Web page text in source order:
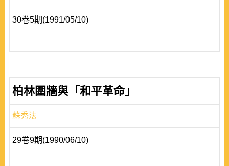
30卷5期(1991/05/10)
柏林圍牆與「和平革命」
蘇秀法
29卷9期(1990/06/10)